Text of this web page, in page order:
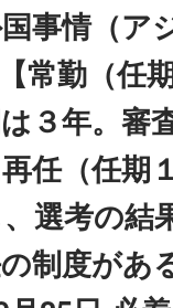
事情（ア
常勤（任
３年。審
任（任期
選考の結
制度があ